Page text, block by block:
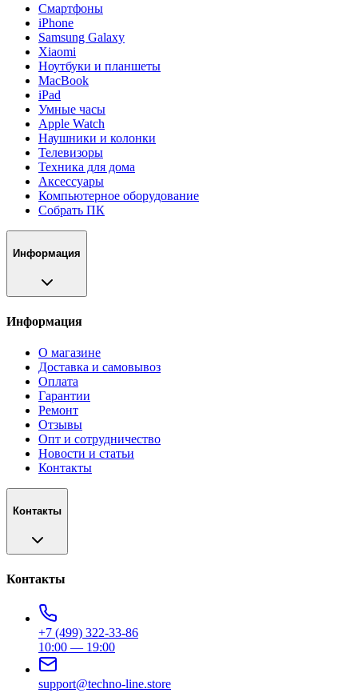
Смартфоны
iPhone
Samsung Galaxy
Xiaomi
Ноутбуки и планшеты
MacBook
iPad
Умные часы
Apple Watch
Наушники и колонки
Телевизоры
Техника для дома
Аксессуары
Компьютерное оборудование
Собрать ПК
Информация
Информация
О магазине
Доставка и самовывоз
Оплата
Гарантии
Ремонт
Отзывы
Опт и сотрудничество
Новости и статьи
Контакты
Контакты
Контакты
+7 (499) 322-33-86
10:00 — 19:00
support@techno-line.store